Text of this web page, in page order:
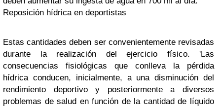
Reposición hídrica en deportistas
Estas cantidades deben ser convenientemente revisadas
durante la realización del ejercicio físico. 'Las
consecuencias fisiológicas que conlleva la pérdida
hídrica conducen, inicialmente, a una disminución del
rendimiento deportivo y posteriormente a diversos
problemas de salud en función de la cantidad de líquido